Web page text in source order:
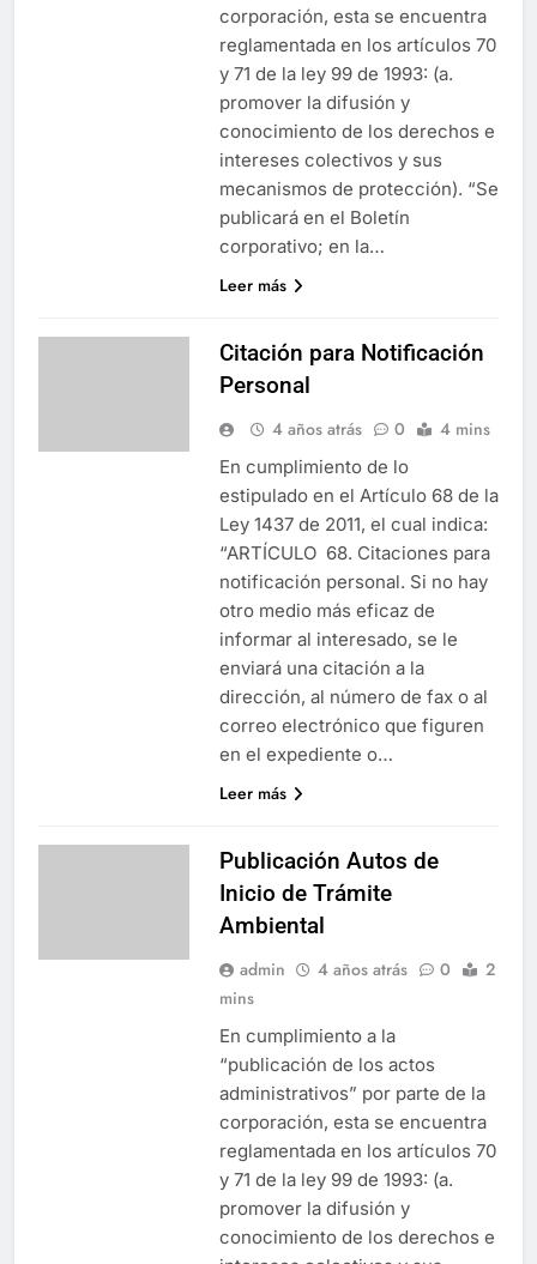
corporación, esta se encuentra
reglamentada en los artículos 70
y 71 de la ley 99 de 1993: (a.
promover la difusión y
conocimiento de los derechos e
intereses colectivos y sus
mecanismos de protección). “Se
publicará en el Boletín
corporativo; en la…
Leer más
Citación para Notificación
Personal
4 años atrás 0 4 mins
En cumplimiento de lo
estipulado en el Artículo 68 de la
Ley 1437 de 2011, el cual indica:
“ARTÍCULO 68. Citaciones para
notificación personal. Si no hay
otro medio más eficaz de
informar al interesado, se le
enviará una citación a la
dirección, al número de fax o al
correo electrónico que figuren
en el expediente o…
Leer más
Publicación Autos de
Inicio de Trámite
Ambiental
admin 4 años atrás 0
2
mins
En cumplimiento a la
“publicación de los actos
administrativos” por parte de la
corporación, esta se encuentra
reglamentada en los artículos 70
y 71 de la ley 99 de 1993: (a.
promover la difusión y
conocimiento de los derechos e